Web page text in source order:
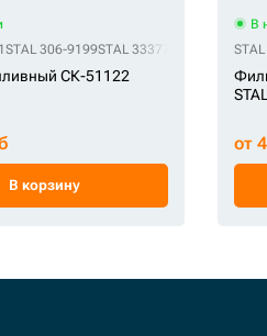
STAL 306-9199STAL 33377 STAL 33626
СК-51122
В корзину
В
STAL
от